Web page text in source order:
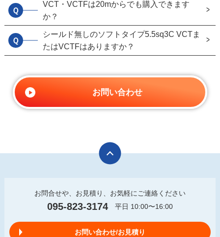
Ｑ
VCT・VCTFは20mからでも購入できます
か？
Ｑ
シールド無しのソフトタイプ5.5sq3C VCTま
たはVCTFはありますか？
お問い合わせ
お問合せや、お見積り、お気軽にご連絡ください
095-823-3174 平日 10:00〜16:00
お問い合わせ/お見積り